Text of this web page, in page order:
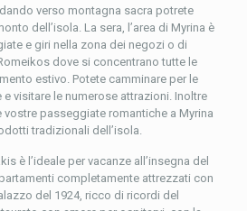
verso montagna sacra potrete
dell’isola. La sera, l’area di Myrina è
e giri nella zona dei negozi o di
dove si concentrano tutte le
estivo. Potete camminare per le
visitare le numerose attrazioni. Inoltre
passeggiate romantiche a Myrina
tradizionali dell’isola.
è l’ideale per vacanze all’insegna del
completamente attrezzati con
del 1924, ricco di ricordi del